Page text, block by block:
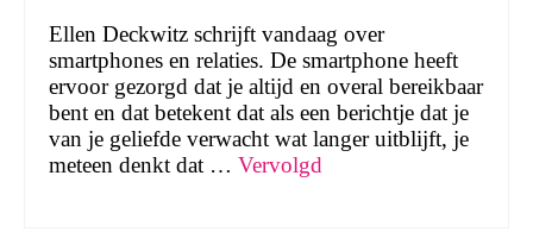
Ellen Deckwitz schrijft vandaag over
smartphones en relaties. De smartphone heeft
ervoor gezorgd dat je altijd en overal bereikbaar
bent en dat betekent dat als een berichtje dat je
van je geliefde verwacht wat langer uitblijft, je
meteen denkt dat … Vervolgd